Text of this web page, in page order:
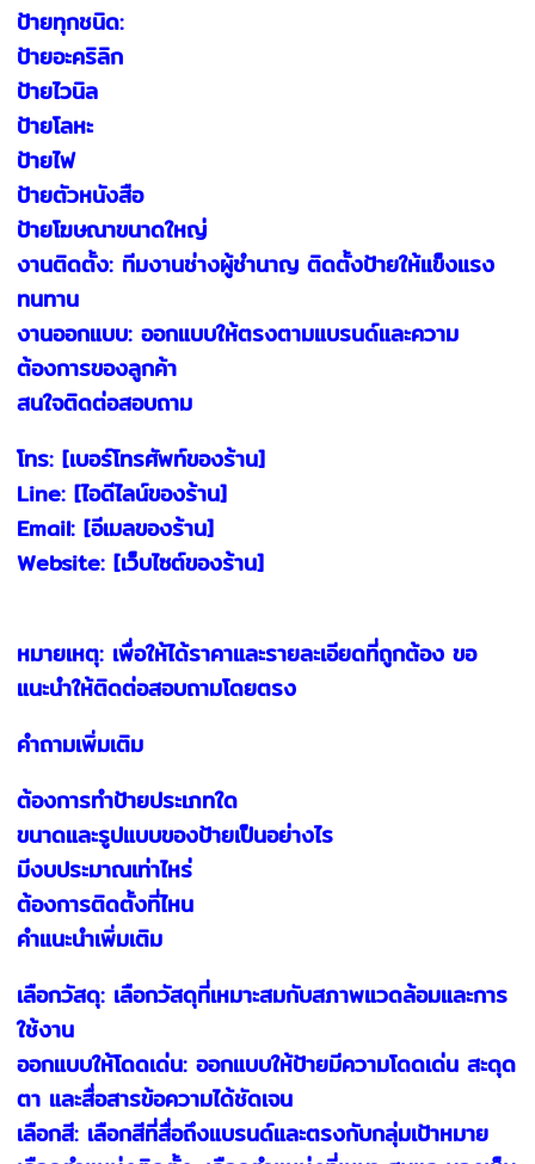
ป้ายทุกชนิด:
ป้ายอะคริลิก
ป้ายไวนิล
ป้ายโลหะ
ป้ายไฟ
ป้ายตัวหนังสือ
ป้ายโฆษณาขนาดใหญ่
งานติดตั้ง: ทีมงานช่างผู้ชำนาญ ติดตั้งป้ายให้แข็งแรง
ทนทาน
งานออกแบบ: ออกแบบให้ตรงตามแบรนด์และความ
ต้องการของลูกค้า
สนใจติดต่อสอบถาม
โทร: [เบอร์โทรศัพท์ของร้าน]
Line: [ไอดีไลน์ของร้าน]
Email: [อีเมลของร้าน]
Website: [เว็บไซต์ของร้าน]
หมายเหตุ: เพื่อให้ได้ราคาและรายละเอียดที่ถูกต้อง ขอ
แนะนำให้ติดต่อสอบถามโดยตรง
คำถามเพิ่มเติม
ต้องการทำป้ายประเภทใด
ขนาดและรูปแบบของป้ายเป็นอย่างไร
มีงบประมาณเท่าไหร่
ต้องการติดตั้งที่ไหน
คำแนะนำเพิ่มเติม
เลือกวัสดุ: เลือกวัสดุที่เหมาะสมกับสภาพแวดล้อมและการ
ใช้งาน
ออกแบบให้โดดเด่น: ออกแบบให้ป้ายมีความโดดเด่น สะดุด
ตา และสื่อสารข้อความได้ชัดเจน
เลือกสี: เลือกสีที่สื่อถึงแบรนด์และตรงกับกลุ่มเป้าหมาย